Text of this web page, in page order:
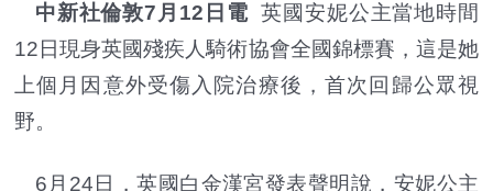
中新社倫敦7月12日電英國安妮公主當地時間
12日現身英國殘疾人騎術協會全國錦標賽，這是她
上個月因意外受傷入院治療後，首次回歸公眾視
野。
6月24日，英國白金漢宮發表聲明說，安妮公主